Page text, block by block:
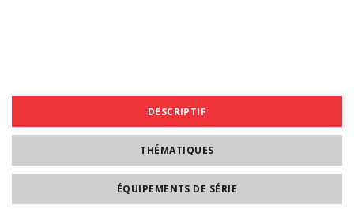
DESCRIPTIF
THÉMATIQUES
ÉQUIPEMENTS DE SÉRIE